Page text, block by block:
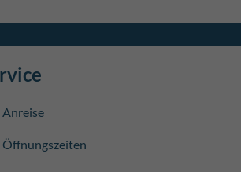
Anreise
Öffnungszeiten